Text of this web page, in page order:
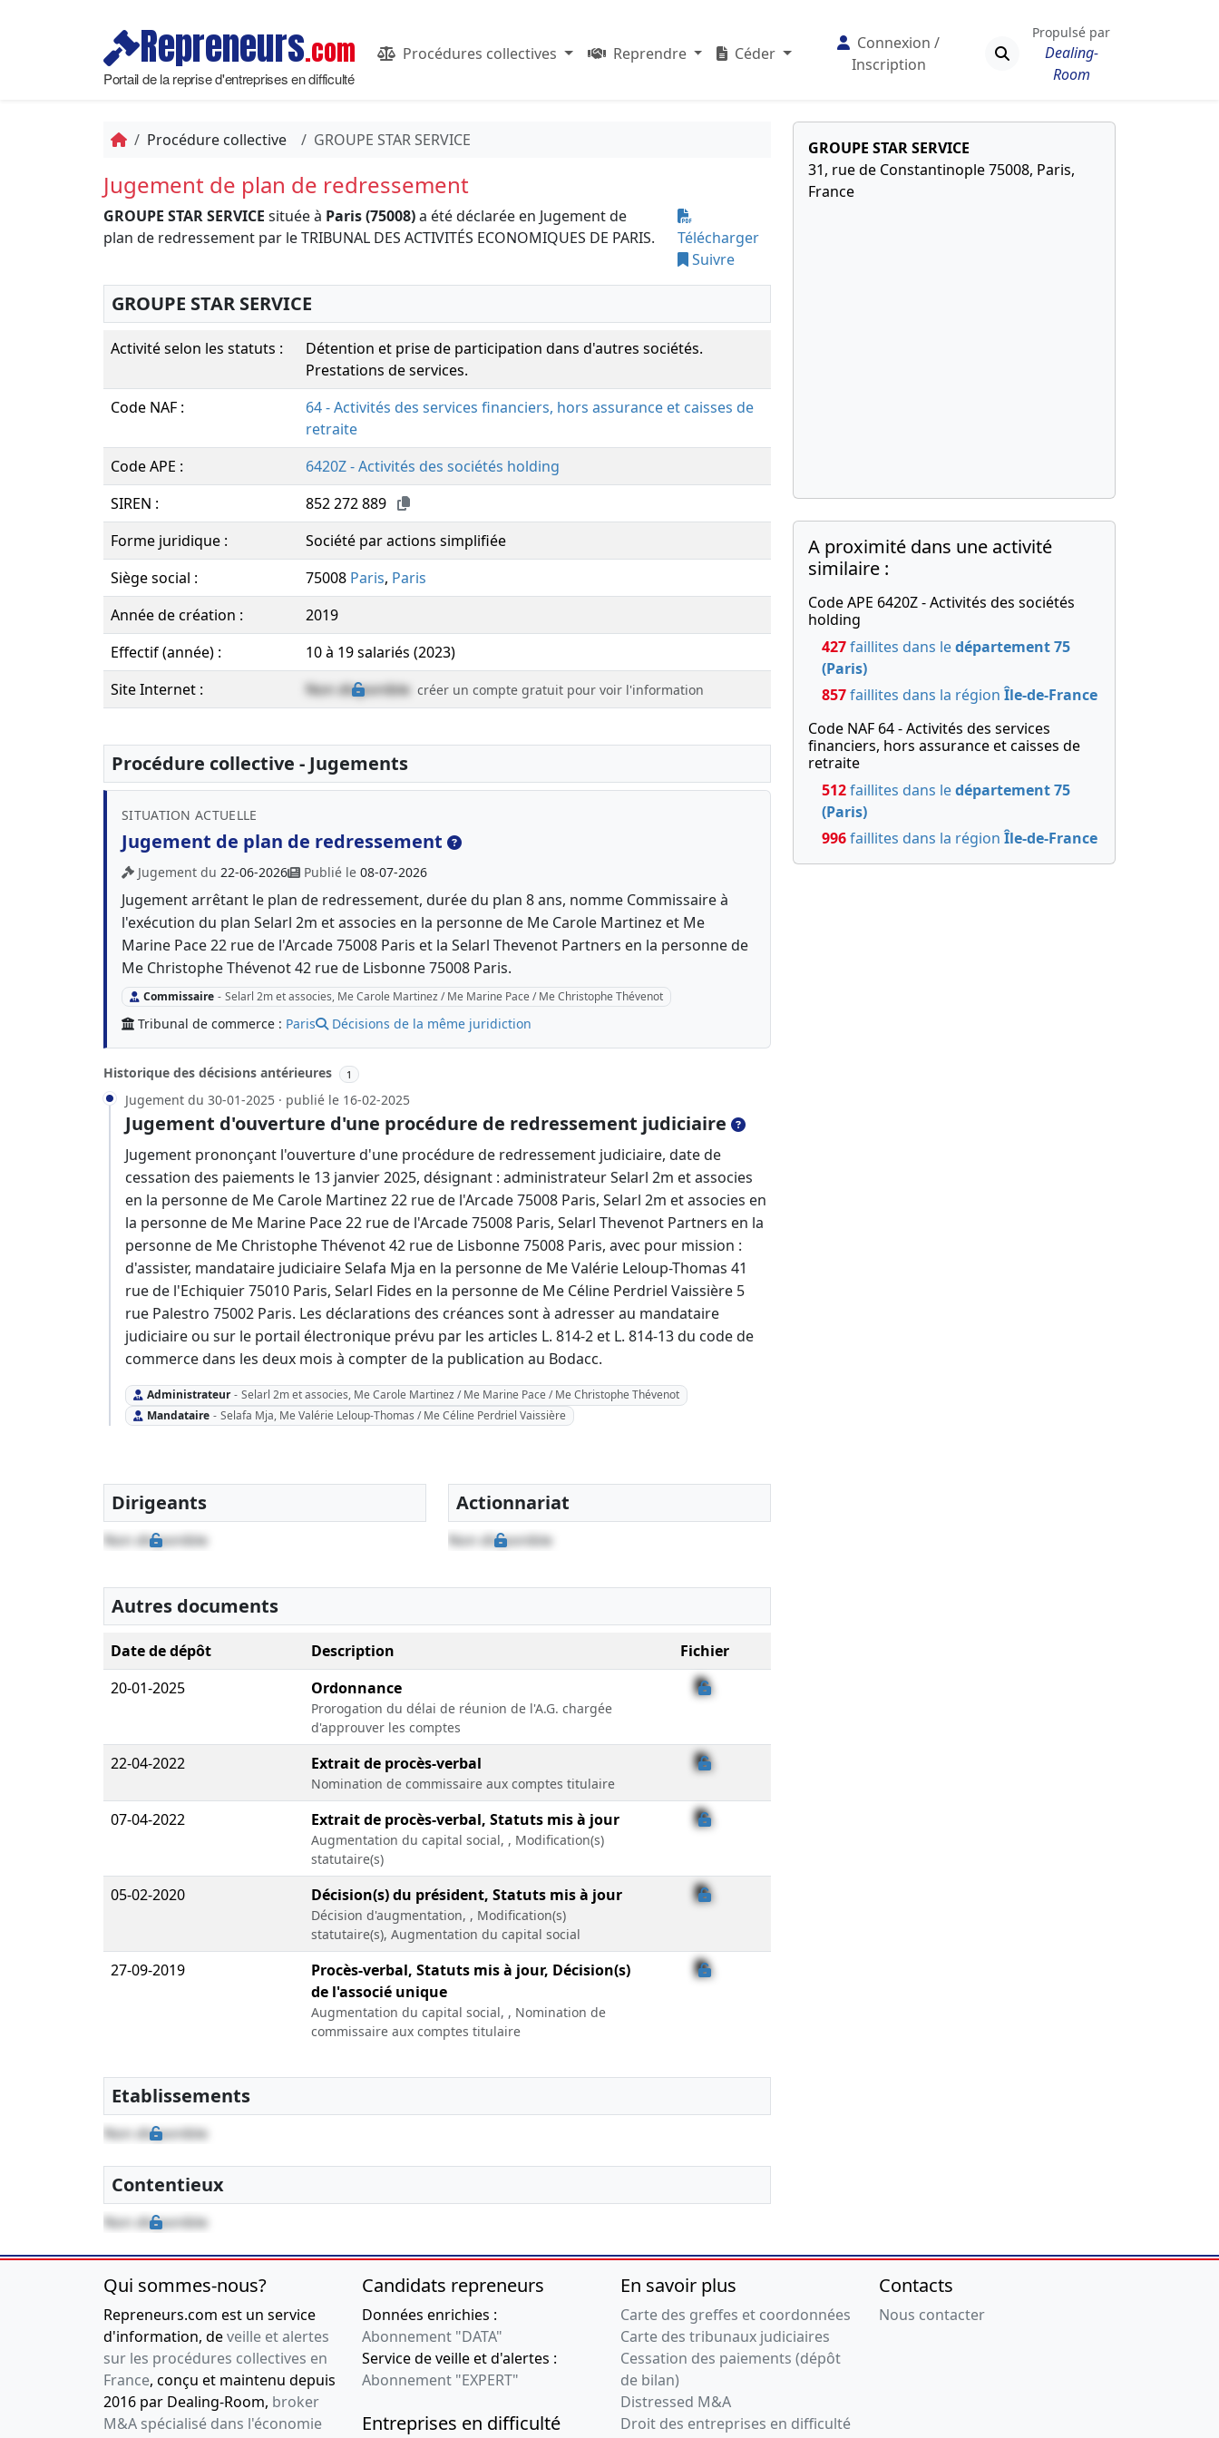
Repreneurs.com
Portail de la reprise d'entreprises en difficulté
Procédures collectives Reprendre Céder
Connexion /
Inscription
Propulsé par
Dealing-
Room
Procédure collective GROUPE STAR SERVICE
Jugement de plan de redressement
GROUPE STAR SERVICE située à Paris (75008)a été déclarée en Jugement de
plan de redressement par le TRIBUNAL DES ACTIVITÉS ECONOMIQUES DE PARIS.
Télécharger
Suivre
GROUPE STAR SERVICE
Activité selon les statuts :
Détention et prise de participation dans d'autres sociétés.
Prestations de services.
Code NAF :
64 - Activités des services financiers, hors assurance et caisses de
retraite
Code APE :
6420Z - Activités des sociétés holding
SIREN :
852 272 889
Forme juridique :
Société par actions simplifiée
Siège social :
75008 Paris, Paris
Année de création :
2019
Effectif (année) :
10 à 19 salariés (2023)
Site Internet :
Non disponible créer un compte gratuit pour voir l'information
Procédure collective - Jugements
SITUATION ACTUELLE
Jugement de plan de redressement
Jugement du 22-06-2026 Publié le 08-07-2026
Jugement arrêtant le plan de redressement, durée du plan 8 ans, nomme Commissaire à
l'exécution du plan Selarl 2m et associes en la personne de Me Carole Martinez et Me
Marine Pace 22 rue de l'Arcade 75008 Paris et la Selarl Thevenot Partners en la personne de
Me Christophe Thévenot 42 rue de Lisbonne 75008 Paris.
Commissaire - Selarl 2m et associes, Me Carole Martinez / Me Marine Pace / Me Christophe Thévenot
Tribunal de commerce : Paris Décisions de la même juridiction
Historique des décisions antérieures 1
Jugement du 30-01-2025 · publié le 16-02-2025
Jugement d'ouverture d'une procédure de redressement judiciaire
Jugement prononçant l'ouverture d'une procédure de redressement judiciaire, date de
cessation des paiements le 13 janvier 2025, désignant : administrateur Selarl 2m et associes
en la personne de Me Carole Martinez 22 rue de l'Arcade 75008 Paris, Selarl 2m et associes en
la personne de Me Marine Pace 22 rue de l'Arcade 75008 Paris, Selarl Thevenot Partners en la
personne de Me Christophe Thévenot 42 rue de Lisbonne 75008 Paris, avec pour mission :
d'assister, mandataire judiciaire Selafa Mja en la personne de Me Valérie Leloup-Thomas 41
rue de l'Echiquier 75010 Paris, Selarl Fides en la personne de Me Céline Perdriel Vaissière 5
rue Palestro 75002 Paris. Les déclarations des créances sont à adresser au mandataire
judiciaire ou sur le portail électronique prévu par les articles L. 814-2 et L. 814-13 du code de
commerce dans les deux mois à compter de la publication au Bodacc.
Administrateur - Selarl 2m et associes, Me Carole Martinez / Me Marine Pace / Me Christophe Thévenot
Mandataire - Selafa Mja, Me Valérie Leloup-Thomas / Me Céline Perdriel Vaissière
Dirigeants
Non disponible
Actionnariat
Non disponible
Autres documents
Date de dépôt Description
Fichier
20-01-2025
Ordonnance
Prorogation du délai de réunion de l'A.G. chargée
d'approuver les comptes
22-04-2022 Extrait de procès-verbal
Nomination de commissaire aux comptes titulaire
07-04-2022 Extrait de procès-verbal, Statuts mis à jour
Augmentation du capital social, , Modification(s)
statutaire(s)
05-02-2020 Décision(s) du président, Statuts mis à jour
Décision d'augmentation, , Modification(s)
statutaire(s), Augmentation du capital social
27-09-2019
Procès-verbal, Statuts mis à jour, Décision(s)
de l'associé unique
Augmentation du capital social, , Nomination de
commissaire aux comptes titulaire
22-07-2019
08-07-2019
physique
Etablissements
Non disponible
Contentieux
Non disponible
GROUPE STAR SERVICE
31, rue de Constantinople 75008, Paris,
France
A proximité dans une activité
similaire :
Code APE 6420Z - Activités des sociétés
holding
427faillites dans ledépartement 75
(Paris)
857faillites dans la région Île-de-France
Code NAF 64 - Activités des services
financiers, hors assurance et caisses de
retraite
512faillites dans ledépartement 75
(Paris)
996faillites dans la région Île-de-France
Qui sommes-nous?
Repreneurs.com est un service
d'information, deveille et alertes
sur les procédures collectives en
France, conçu et maintenu depuis
2016 par Dealing-Room, broker
M&A spécialisé dans l'économie
Candidats repreneurs
Données enrichies :
Abonnement "DATA"
Service de veille et d'alertes :
Abonnement "EXPERT"
Entreprises en difficulté
En savoir plus
Carte des greffes et coordonnées
Carte des tribunaux judiciaires
Cessation des paiements (dépôt
de bilan)
Distressed M&A
Droit des entreprises en difficulté
Contacts
Nous contacter